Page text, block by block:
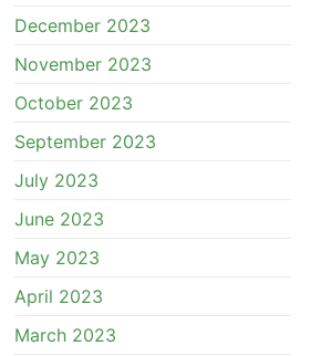
December 2023
November 2023
October 2023
September 2023
July 2023
June 2023
May 2023
April 2023
March 2023